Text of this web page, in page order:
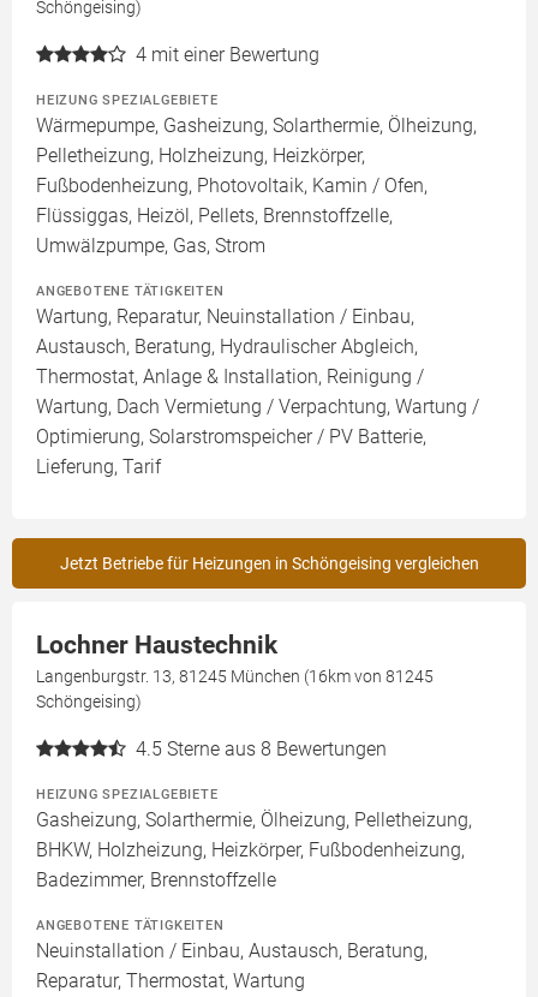
Schöngeising)
4 mit einer Bewertung
HEIZUNG SPEZIALGEBIETE
Wärmepumpe, Gasheizung, Solarthermie, Ölheizung,
Pelletheizung, Holzheizung, Heizkörper,
Fußbodenheizung, Photovoltaik, Kamin / Ofen,
Flüssiggas, Heizöl, Pellets, Brennstoffzelle,
Umwälzpumpe, Gas, Strom
ANGEBOTENE TÄTIGKEITEN
Wartung, Reparatur, Neuinstallation / Einbau,
Austausch, Beratung, Hydraulischer Abgleich,
Thermostat, Anlage & Installation, Reinigung /
Wartung, Dach Vermietung / Verpachtung, Wartung /
Optimierung, Solarstromspeicher / PV Batterie,
Lieferung, Tarif
Jetzt Betriebe für Heizungen in Schöngeising vergleichen
Lochner Haustechnik
Langenburgstr. 13, 81245 München (16km von 81245
Schöngeising)
4.5 Sterne aus 8 Bewertungen
HEIZUNG SPEZIALGEBIETE
Gasheizung, Solarthermie, Ölheizung, Pelletheizung,
BHKW, Holzheizung, Heizkörper, Fußbodenheizung,
Badezimmer, Brennstoffzelle
ANGEBOTENE TÄTIGKEITEN
Neuinstallation / Einbau, Austausch, Beratung,
Reparatur, Thermostat, Wartung